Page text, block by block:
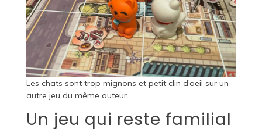
Les chats sont trop mignons et petit clin d’oeil sur un
autre jeu du même auteur
Un jeu qui reste familial